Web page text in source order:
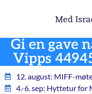
Gi en gave
Vipps
12. august: MIFF-
4.-6. sep: Hyttetur for